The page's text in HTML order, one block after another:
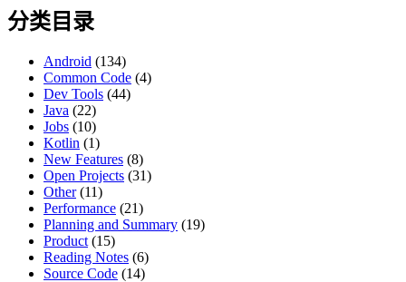
分类目录
Android (134)
Common Code (4)
Dev Tools (44)
Java (22)
Jobs (10)
Kotlin (1)
New Features (8)
Open Projects (31)
Other(11)
Performance (21)
Planning and Summary (19)
Product (15)
Reading Notes (6)
Source Code (14)